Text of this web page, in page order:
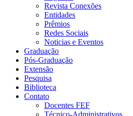
Revista Conexões
Entidades
Prêmios
Redes Sociais
Noticias e Eventos
Graduação
Pós-Graduação
Extensão
Pesquisa
Biblioteca
Contato
Docentes FEF
Técnico-Administrativos